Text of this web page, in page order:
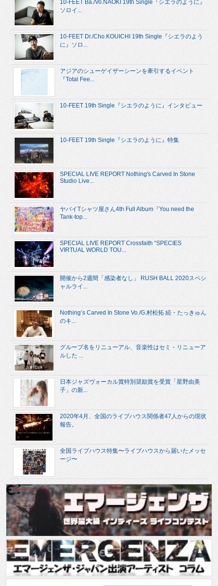
10-FEET Ba./Vo.NAOKI 19th Single『シエラのように』
ソロイ...
10-FEET Dr./Cho.KOUICHI 19th Single『シエラのよう
に』ソロ...
アジアのシューゲイザーシーンを牽引するイベント
『Total Fee...
10-FEET 19th Single『シエラのように』インタビュー
10-FEET 19th Single『シエラのように』特集
SPECIAL LIVE REPORT Nothing's Carved In Stone
Studio Live...
ヤバイTシャツ屋さん4th Full Album『You need the
Tank-top...
SPECIAL LIVE REPORT Crossfaith “SPECIES
VIRTUAL WORLD TOU...
開催から2週間「感染者なし」 RUSH BALL 2020スペシ
ャルライ...
Nothing’s Carved In Stone Vo./G.村松拓 続・たっきゅん
のキ...
グループ名をリニューアル、音楽性はセミ・リニューア
ルした ...
日本ジャズヴォーカル賞特別奨励賞を受賞「星野由美
子」の新...
2020年4月、全国のライブハウス関係者47人からの現状
報告。
全国ライブハウス特集〜ライブハウスから届いたメッセ
ージ〜